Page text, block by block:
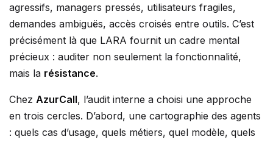
agressifs, managers pressés, utilisateurs fragiles,
demandes ambiguës, accès croisés entre outils. C’est
précisément là que LARA fournit un cadre mental
précieux : auditer non seulement la fonctionnalité,
mais la résistance.
Chez AzurCall, l’audit interne a choisi une approche
en trois cercles. D’abord, une cartographie des agents
: quels cas d’usage, quels métiers, quel modèle, quels